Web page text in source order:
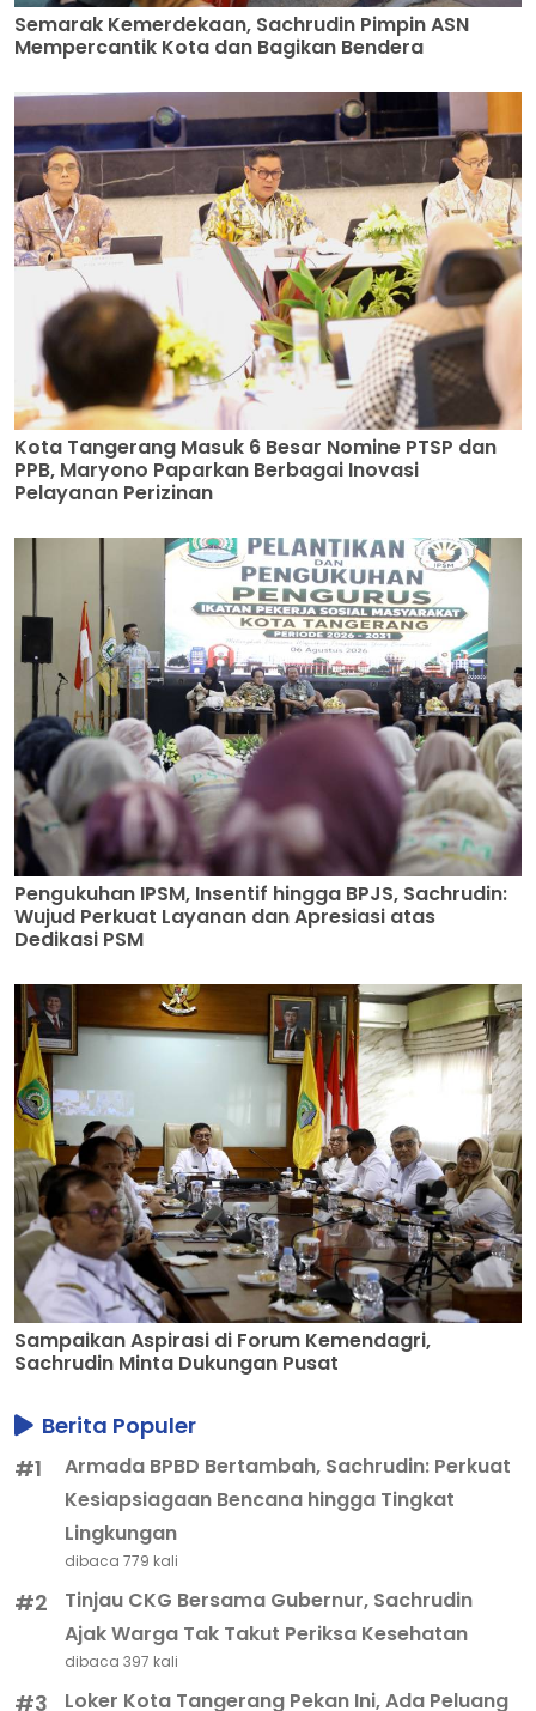
Semarak Kemerdekaan, Sachrudin Pimpin ASN
Mempercantik Kota dan Bagikan Bendera
Kota Tangerang Masuk 6 Besar Nomine PTSP dan
PPB, Maryono Paparkan Berbagai Inovasi
Pelayanan Perizinan
Pengukuhan IPSM, Insentif hingga BPJS, Sachrudin:
Wujud Perkuat Layanan dan Apresiasi atas
Dedikasi PSM
Sampaikan Aspirasi di Forum Kemendagri,
Sachrudin Minta Dukungan Pusat
Berita Populer
#1
Armada BPBD Bertambah, Sachrudin: Perkuat
Kesiapsiagaan Bencana hingga Tingkat
Lingkungan
dibaca 779 kali
#2
Tinjau CKG Bersama Gubernur, Sachrudin
Ajak Warga Tak Takut Periksa Kesehatan
dibaca 397 kali
#3
Loker Kota Tangerang Pekan Ini, Ada Peluang